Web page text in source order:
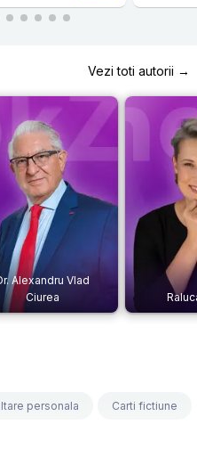
Vezi toti autorii →
Alexandru Vlad
Ciurea
personala Carti fictiune